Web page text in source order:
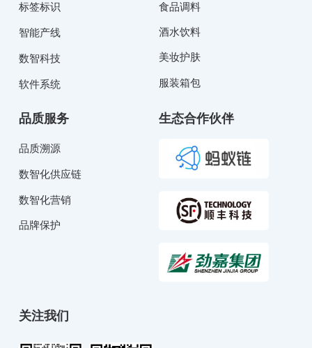
标签标识
智能产线
数智科技
软件系统
食品调料
酒水饮料
美妆护肤
服装箱包
品质服务
品质溯源
数智化供应链
数智化营销
品牌保护
生态合作伙伴
关注我们